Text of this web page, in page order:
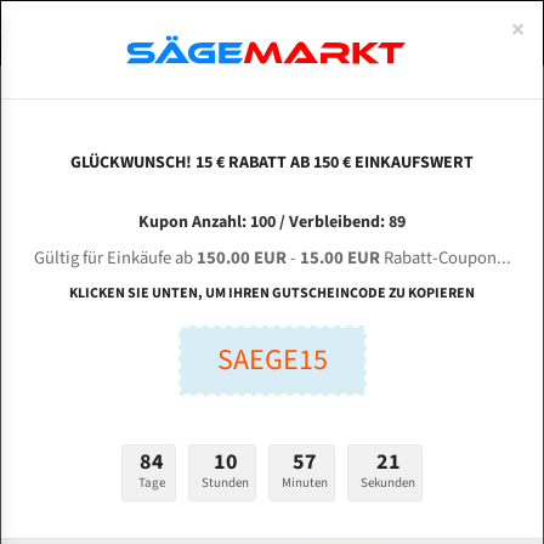
MÜLLER HBS 800 S für 8200 mm Bi-Metall
Bandsägeblätter
Länge (mm):
Stärken + Zahnteilung:
mm
ABOUTS
ENGLISH
Bi-Metall Meterware
Fleischerei Bandsägeblätter
Bandmesser Glatt Meterware
Konvex Meterware
×
GLÜCKWUNSCH! 15 € RABATT AB 150 € EINKAUFSWERT
Kupon Anzahl: 100 / Verbleibend: 89
Gültig für Einkäufe ab150.00 EUR- 15.00 EURRabatt-Coupon...
KLICKEN SIE UNTEN, UM IHREN GUTSCHEINCODE ZU KOPIEREN
SAEGE15
84
Tage
10
Stunden
57
Minuten
21
Sekunden